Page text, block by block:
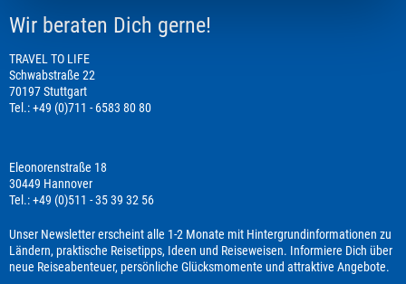
Wir beraten Dich gerne!
TRAVEL TO LIFE
Schwabstraße 22
70197 Stuttgart
Tel.: +49 (0)711 - 6583 80 80
Eleonorenstraße 18
30449 Hannover
Tel.: +49 (0)511 - 35 39 32 56
Unser Newsletter erscheint alle 1-2 Monate mit Hintergrundinformationen zu
Ländern, praktische Reisetipps, Ideen und Reiseweisen. Informiere Dich über
neue Reiseabenteuer, persönliche Glücksmomente und attraktive Angebote.